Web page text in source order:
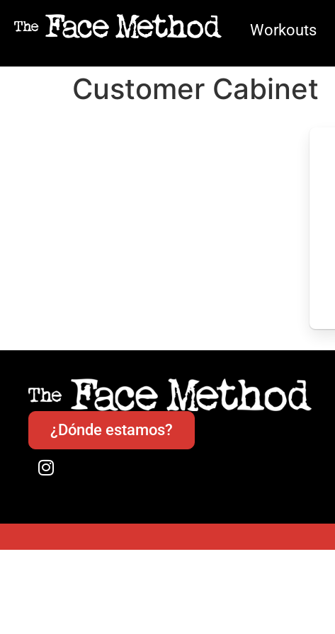
Workouts
Customer Cabinet
¿Dónde estamos?